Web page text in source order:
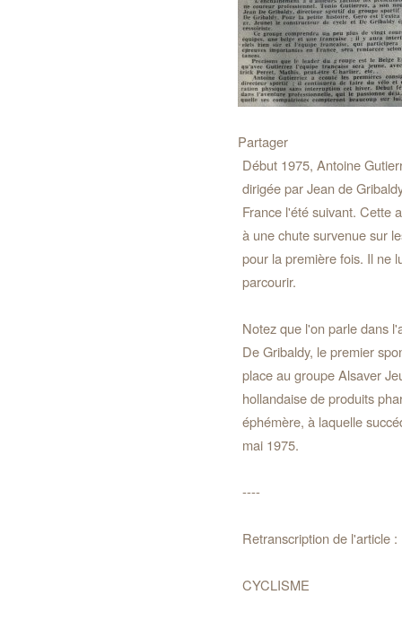
Partager
Début 1975, Antoine
dirigée par Jean de
France l'été suivant. Cette
à une chute survenue sur
pour la première fois. Il ne
parcourir.
Notez que l'on parle dans
De Gribaldy, le premier
place au groupe Alsaver
hollandaise de produits
éphémère, à laquelle
mai 1975.
----
Retranscription de l'article :
CYCLISME